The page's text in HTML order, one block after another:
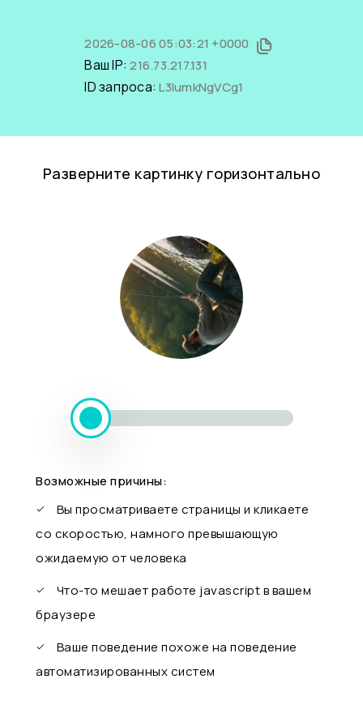
2026-08-06 05:03:21 +0000
Ваш IP:216.73.217.131
ID запроса:L3IumkNgVCg1
Разверните картинку горизонтально
Возможные причины:
Вы просматриваете страницы и кликаете
со скоростью, намного превышающую
ожидаемую от человека
Что-то мешает работе javascript в вашем
браузере
Ваше поведение похоже на поведение
автоматизированных систем